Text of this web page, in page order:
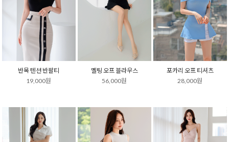
반목 텐션 반팔티
19,000원
멜팅 오프 블라우스
56,000원
포카리 오프 티셔츠
28,000원